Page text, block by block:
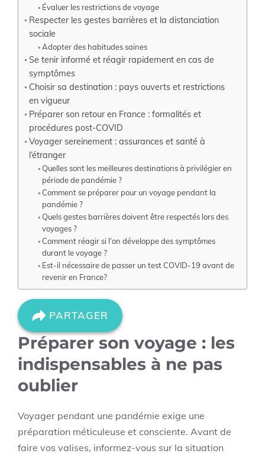
Évaluer les restrictions de voyage
Respecter les gestes barrières et la distanciation
sociale
Adopter des habitudes saines
Se tenir informé et réagir rapidement en cas de
symptômes
Choisir sa destination : pays ouverts et restrictions
en vigueur
Préparer son retour en France : formalités et
procédures post-COVID
Voyager sereinement : assurances et santé à
l’étranger
Quelles sont les meilleures destinations à privilégier en
période de pandémie ?
Comment se préparer pour un voyage pendant la
pandémie ?
Quels gestes barrières doivent être respectés lors des
voyages ?
Comment réagir si l’on développe des symptômes
durant le voyage ?
Est-il nécessaire de passer un test COVID-19 avant de
revenir en France?
PARTAGER
Préparer son voyage : les
indispensables à ne pas
oublier
Voyager pendant une pandémie exige une
préparation méticuleuse et consciente. Avant de
faire vos valises, informez-vous sur la situation